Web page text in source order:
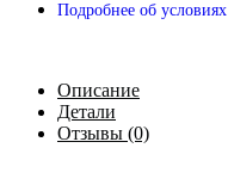
Подробнее об условиях
Описание
Детали
Отзывы (0)